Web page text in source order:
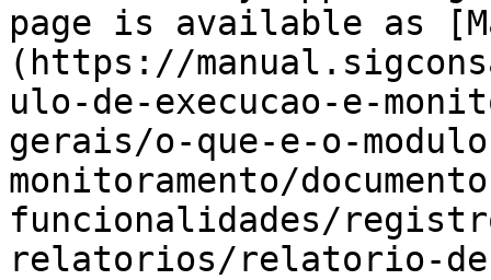
page is available as
(https://
ulo-de-execucao-e-
gerais/o-que-e-o-
monitoramento/
funcionalidades/
relatorios/relatorio-